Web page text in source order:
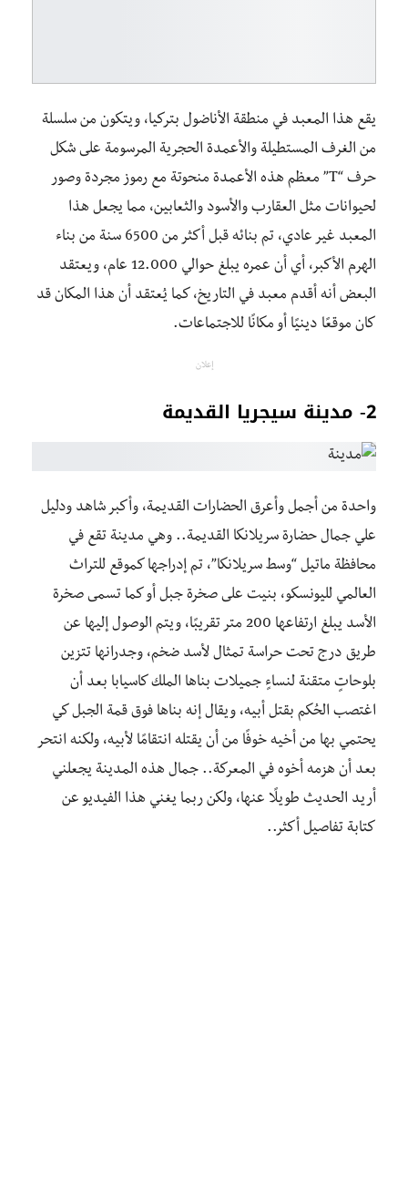
يقع هذا المعبد في منطقة الأناضول بتركيا، ويتكون من سلسلة
من الغرف المستطيلة والأعمدة الحجرية المرسومة على شكل
حرف “T” معظم هذه الأعمدة منحوتة مع رموز مجردة وصور
لحيوانات مثل العقارب والأسود والثعابين، مما يجعل هذا
المعبد غير عادي، تم بنائه قبل أكثر من 6500 سنة من بناء
الهرم الأكبر، أي أن عمره يبلغ حوالي 12.000 عام، ويعتقد
البعض أنه أقدم معبد في التاريخ، كما يُعتقد أن هذا المكان قد
كان موقعًا دينيًا أو مكانًا للاجتماعات.
إعلان
2- مدينة سيجريا القديمة
واحدة من أجمل وأعرق الحضارات القديمة، وأكبر شاهد ودليل
علي جمال حضارة سريلانكا القديمة.. وهي مدينة تقع في
محافظة ماتيل “وسط سريلانكا”، تم إدراجها كموقع للتراث
العالمي لليونسكو، بنيت على صخرة جبل أو كما تسمى صخرة
الأسد يبلغ ارتفاعها 200 متر تقريبًا، ويتم الوصول إليها عن
طريق درج تحت حراسة تمثال لأسد ضخم، وجدرانها تتزين
بلوحاتٍ متقنة لنساءٍ جميلات بناها الملك كاسيابا بعد أن
اغتصب الحُكم بقتل أبيه، ويقال إنه بناها فوق قمة الجبل كي
يحتمي بها من أخيه خوفًا من أن يقتله انتقامًا لأبيه، ولكنه انتحر
بعد أن هزمه أخوه في المعركة.. جمال هذه المدينة يجعلني
أريد الحديث طويلًا عنها، ولكن ربما يغني هذا الفيديو عن
كتابة تفاصيل أكثر..